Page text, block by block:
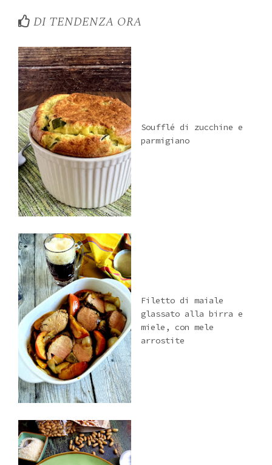
DI TENDENZA ORA
Soufflé di zucchine e
parmigiano
Filetto di maiale
glassato alla birra e
miele, con mele
arrostite